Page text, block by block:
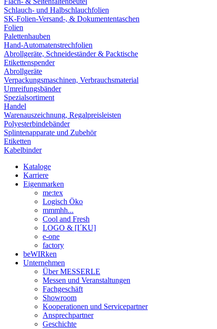
Schlauch- und Halbschlauchfolien
SK-Folien-Versand-, & Dokumententaschen
Folien
Palettenhauben
Hand-Automatenstrechfolien
Abrollgeräte, Schneideständer & Packtische
Etikettenspender
Abrollgeräte
Verpackungsmaschinen, Verbrauchsmaterial
Umreifungsbänder
Spezialsortiment
Handel
Warenauszeichnung, Regalpreisleisten
Polyesterbindebänder
Splintenapparate und Zubehör
Etiketten
Kabelbinder
Kataloge
Karriere
Eigenmarken
me:tex
Logisch Öko
mmmhh...
Cool and Fresh
LOGO & [I´KU]
e-one
factory
beWIRken
Unternehmen
Über MESSERLE
Messen und Veranstaltungen
Fachgeschäft
Showroom
Kooperationen und Servicepartner
Ansprechpartner
Geschichte